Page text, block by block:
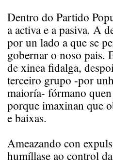
Dentro do Partido
a activa e a pasiva. A
por un lado a que se
gobernar o noso pais.
de xinea fidalga,
terceiro grupo -por
maioría- fórmano
porque imaxinan que
e baixas.
Ameazando con
humíllase ao control